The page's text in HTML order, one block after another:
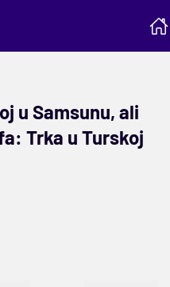
u Samsunu, ali
Trka u Turskoj